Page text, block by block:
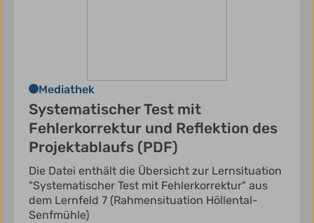
Mediathek
Systematischer Test mit
Fehlerkorrektur und Reflektion des
Projektablaufs (PDF)
Die Datei enthält die Übersicht zur Lernsituation
"Systematischer Test mit Fehlerkorrektur" aus
dem Lernfeld 7 (Rahmensituation Höllental-
Senfmühle)